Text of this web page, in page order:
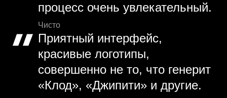
процесс очень увлекательный.
Чисто
Приятный интерфейс,
красивые логотипы,
совершенно не то, что генерит
«Клод», «Джипити» и другие.